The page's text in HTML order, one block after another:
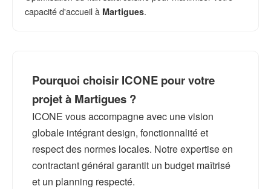
capacité d'accueil à Martigues.
Pourquoi choisir ICONE pour votre
projet à Martigues ?
ICONE vous accompagne avec une vision
globale intégrant design, fonctionnalité et
respect des normes locales. Notre expertise en
contractant général garantit un budget maîtrisé
et un planning respecté.